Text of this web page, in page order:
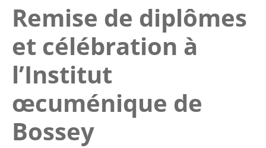
Remise de diplômes
et célébration à
l’Institut
œcuménique de
Bossey